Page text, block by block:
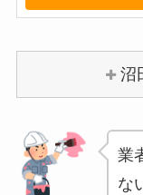
沼
業
な